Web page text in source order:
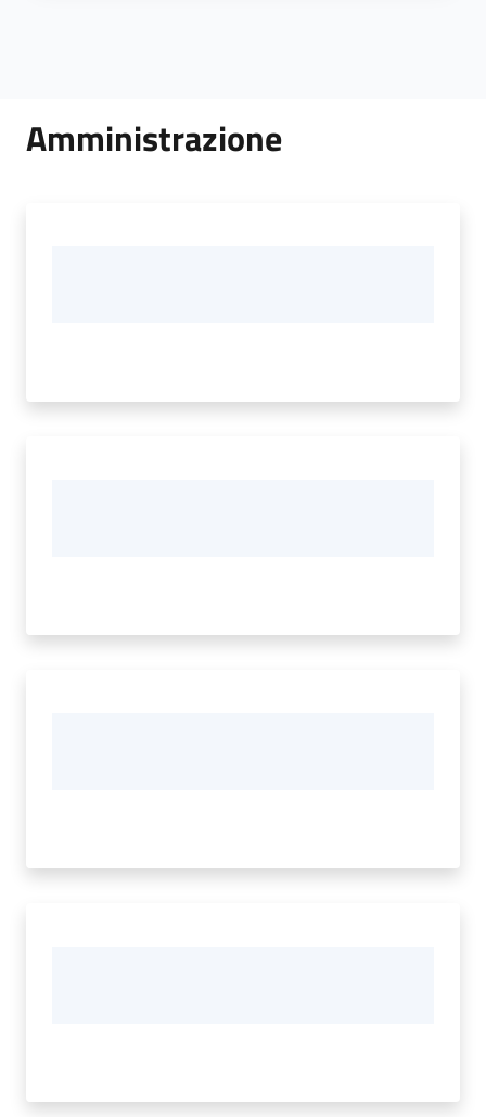
Amministrazione